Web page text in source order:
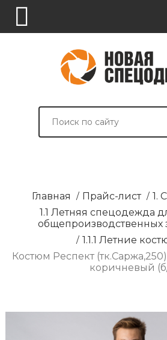
СПЕЦОДЕЖДА
СПЕЦОБУВЬ
СРЕДСТВА
ВСПОМОГАТЕЛЬНЫЕ
БРЕНДИРОВАНИЕ
Главная / Прайс-лист / 1.
1.1 Летняя спецодежда
общепроизводственных
/ 1.1.1 Летние
Костюм Респект
коричневый